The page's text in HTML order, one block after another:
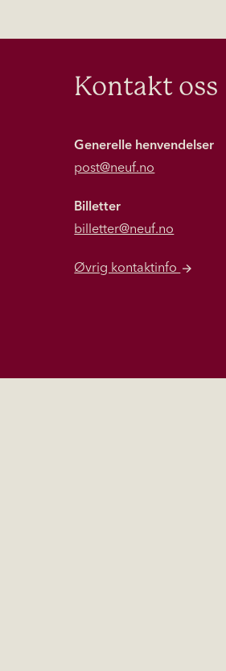
Kontakt oss
Generelle henvendelser
post@neuf.no
Billetter
billetter@neuf.no
Øvrig kontaktinfo